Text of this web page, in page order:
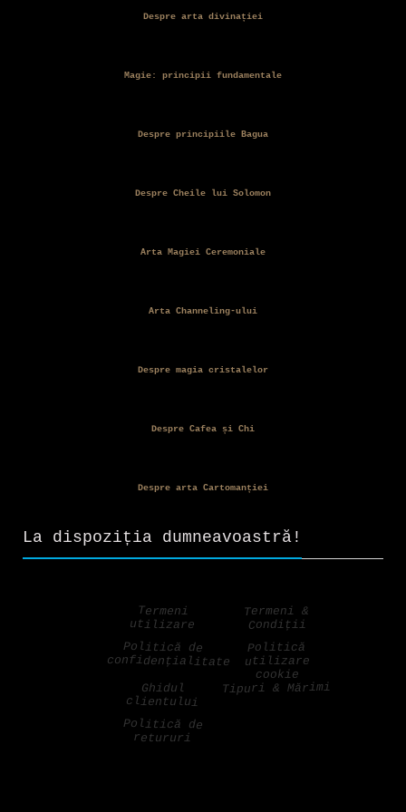
Despre arta divinației
Magie: principii fundamentale
Despre principiile Bagua
Despre Cheile lui Solomon
Arta Magiei Ceremoniale
Arta Channeling-ului
Despre magia cristalelor
Despre Cafea și Chi
Despre arta Cartomanției
La dispoziția dumneavoastră!
Termeni
utilizare
Termeni &
Condiții
Politică de
confidențialitate
Politică
utilizare
cookie
Ghidul
clientului
Tipuri & Mărimi
Politică de
retururi